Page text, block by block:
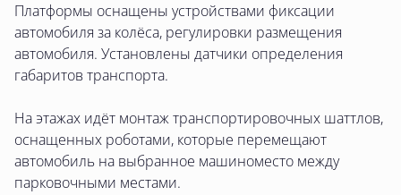
Платформы оснащены устройствами фиксации
автомобиля за колёса, регулировки размещения
автомобиля. Установлены датчики определения
габаритов транспорта.
На этажах идёт монтаж транспортировочных шаттлов,
оснащенных роботами, которые перемещают
автомобиль на выбранное машиноместо между
парковочными местами.